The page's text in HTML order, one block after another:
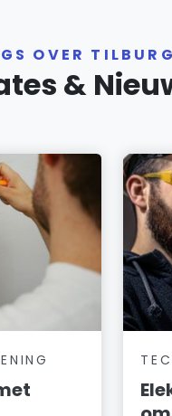
OVER TILBURG
&